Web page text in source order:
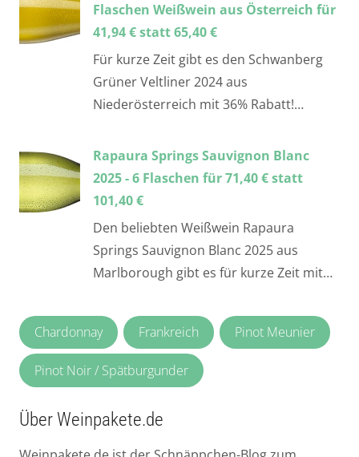
Flaschen Weißwein aus Österreich für
41,94 € statt 65,40 €
Für kurze Zeit gibt es den Schwanberg
Grüner Veltliner 2024 aus
Niederösterreich mit 36% Rabatt!…
Rapaura Springs Sauvignon Blanc
2025 - 6 Flaschen für 71,40 € statt
101,40 €
Den beliebten Weißwein Rapaura
Springs Sauvignon Blanc 2025 aus
Marlborough gibt es für kurze Zeit mit…
Chardonnay Frankreich Pinot Meunier
Pinot Noir / Spätburgunder
Über Weinpakete.de